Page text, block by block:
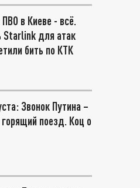
в Киеве - всё.
Starlink для атак
бить по КТК
Звонок Путина –
поезд. Коц о